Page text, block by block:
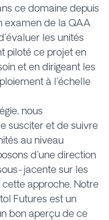
ce domaine depuis
examen de la QAA
les unités
piloté ce projet en
et en dirigeant les
à l'échelle
nous
susciter et de suivre
au niveau
d'une direction
jacente sur les
approche. Notre
Futures est un
bon aperçu de ce